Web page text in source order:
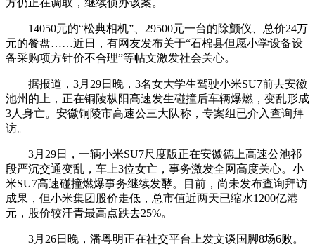
方仍正在调取，继续侦办该案。
14050元的“松典相机”、29500元一台的除颤仪、总价24万
元的餐盘……近日，有网友发布关于“石棉县但愿小学设备设
备采购项方针价不合理”等帖文激发社会关心。
据报道，3月29日晚，3名女大学生驾驶小米SU7前去安徽
池州的上，正在铜陵枞阳高速发生碰撞后车辆爆燃，变乱形成
3人身亡。安徽铜陵市高速公三大队称，专案组已介入查询拜
访。
3月29日，一辆小米SU7尺度版正在安徽德上高速公池祁
段严沉交通变乱，车上3位女亡，事务激发全网高度关心。小
米SU7高速碰撞燃爆事务继续发酵。目前，尚未发布查询拜访
成果，但小米集团股价走低，总市值近两天已缩水1200亿港
元，股价较汗青最高点跌去25%。
3月26日晚，潘粤明正在社交平台上发文谈国脚8场6败。